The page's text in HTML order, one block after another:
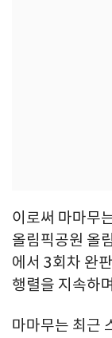
이로써 마마무
올림픽공원 올
에서 3회차 완
행렬을 지속하
마마무는 최근